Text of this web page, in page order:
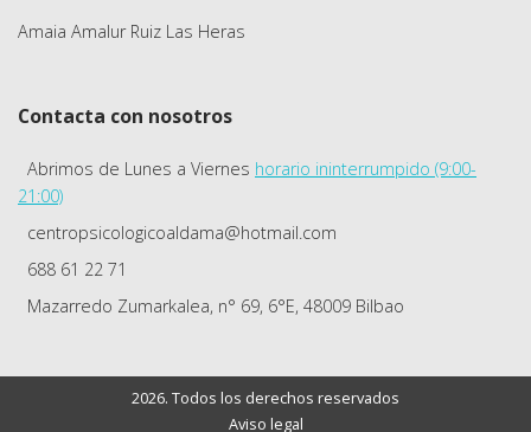
Amaia Amalur Ruiz Las Heras
Contacta con nosotros
Abrimos de Lunes a Viernes horario ininterrumpido (9:00-
21:00)
centropsicologicoaldama@hotmail.com
688 61 22 71
Mazarredo Zumarkalea, n° 69, 6°E, 48009 Bilbao
2026. Todos los derechos reservados
Aviso legal